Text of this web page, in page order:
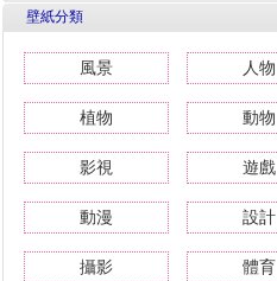
壁紙分類
風景 人物
植物 動物
影視 遊戲
動漫 設計
攝影 體育